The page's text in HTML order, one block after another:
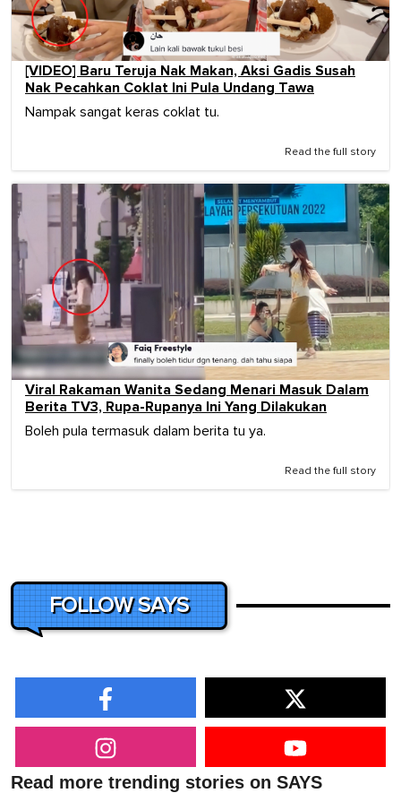
[VIDEO] Baru Teruja Nak Makan, Aksi Gadis Susah
Nak Pecahkan Coklat Ini Pula Undang Tawa
Nampak sangat keras coklat tu.
Read the full story
Viral Rakaman Wanita Sedang Menari Masuk Dalam
Berita TV3, Rupa-Rupanya Ini Yang Dilakukan
Boleh pula termasuk dalam berita tu ya.
Read the full story
FOLLOW SAYS
Read more trending stories on SAYS